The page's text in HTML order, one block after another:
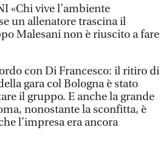
«Chi vive l’ambiente
un allenatore trascina il
Malesani non è riuscito a fare
con Di Francesco: il ritiro di
gara col Bologna è stato
il gruppo. E anche la grande
nonostante la sconfitta, è
l’impresa era ancora